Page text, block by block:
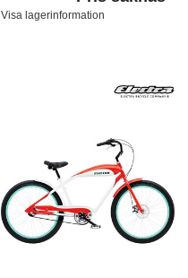
Visa lagerinformation